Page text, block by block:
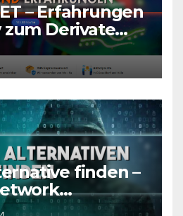
– Erfahrungen
zum Derivate
finden –